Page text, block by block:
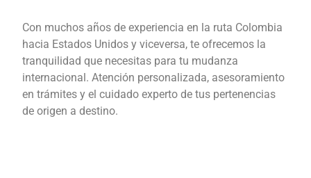
Con muchos años de experiencia en la ruta Colombia
hacia Estados Unidos y viceversa, te ofrecemos la
tranquilidad que necesitas para tu mudanza
internacional. Atención personalizada, asesoramiento
en trámites y el cuidado experto de tus pertenencias
de origen a destino.